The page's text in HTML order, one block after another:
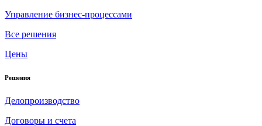
Управление бизнес-процессами
Все решения
Цены
Решения
Делопроизводство
Договоры и счета